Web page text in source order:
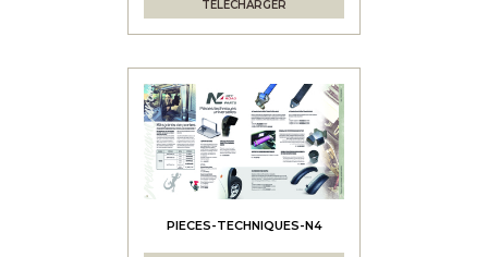
TÉLÉCHARGER
PIECES-TECHNIQUES-N4